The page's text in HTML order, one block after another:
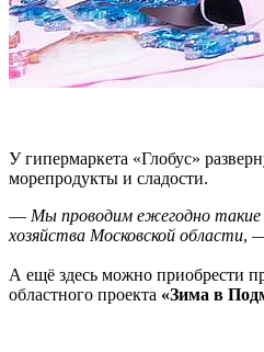
У гипермаркета «Глобус»
морепродукты и сладости.
— Мы проводим ежегодно такие
хозяйства Московской области,
А ещё здесь можно приобрести
областного проекта «Зима в